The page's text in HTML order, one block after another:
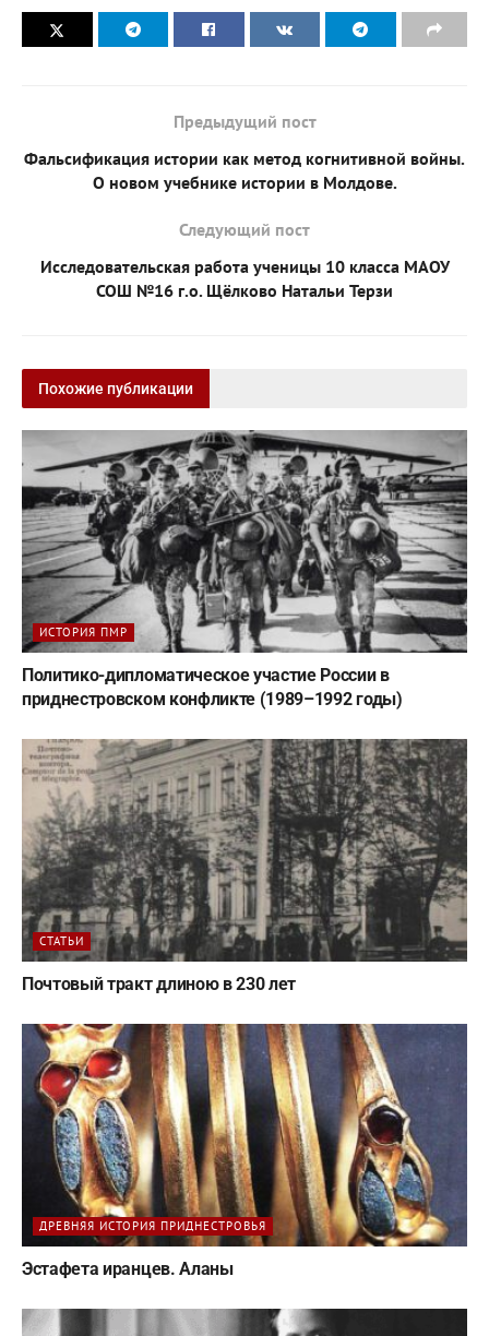
Предыдущий пост
Фальсификация истории как метод когнитивной войны.
О новом учебнике истории в Молдове.
Следующий пост
Исследовательская работа ученицы 10 класса МАОУ
СОШ №16 г.о. Щёлково Натальи Терзи
Похожие публикации
ИСТОРИЯ ПМР
Политико-дипломатическое участие России в
приднестровском конфликте (1989–1992 годы)
СТАТЬИ
Почтовый тракт длиною в 230 лет
ДРЕВНЯЯ ИСТОРИЯ ПРИДНЕСТРОВЬЯ
Эстафета иранцев. Аланы